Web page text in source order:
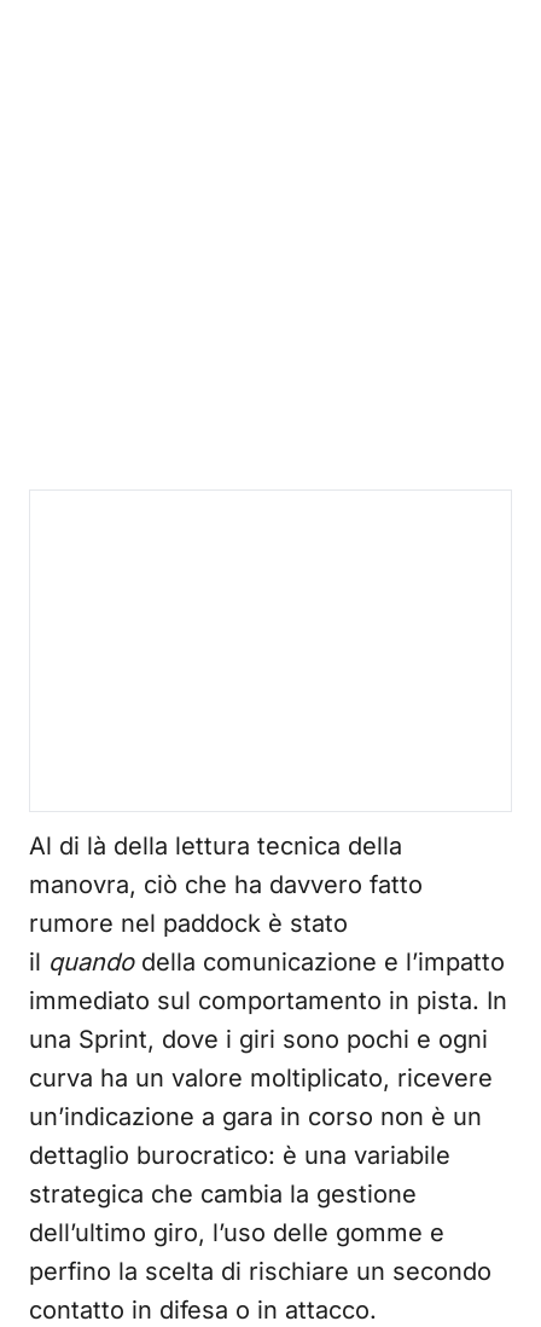
Al di là della lettura tecnica della
manovra, ciò che ha davvero fatto
rumore nel paddock è stato
il quandodella comunicazione e l’impatto
immediato sul comportamento in pista. In
una Sprint, dove i giri sono pochi e ogni
curva ha un valore moltiplicato, ricevere
un’indicazione a gara in corso non è un
dettaglio burocratico: è una variabile
strategica che cambia la gestione
dell’ultimo giro, l’uso delle gomme e
perfino la scelta di rischiare un secondo
contatto in difesa o in attacco.